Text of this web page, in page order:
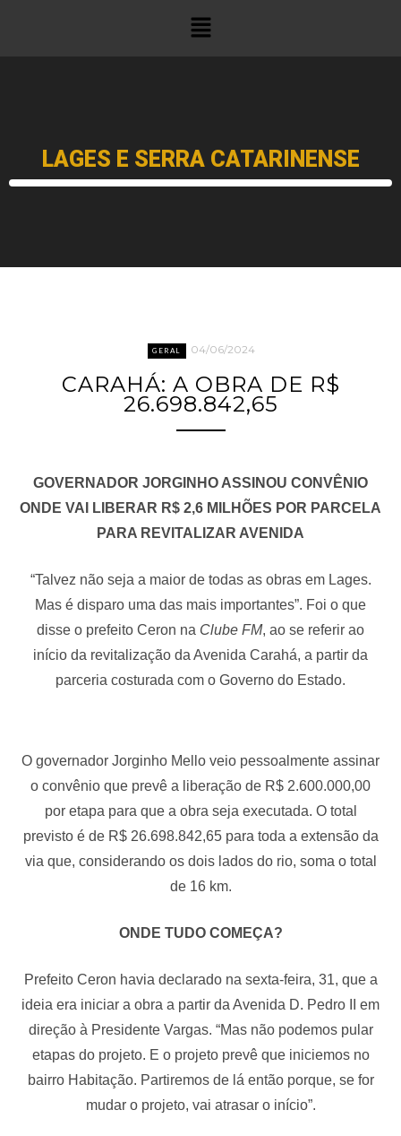
LAGES E SERRA CATARINENSE
GERAL 04/06/2024
CARAHÁ: A OBRA DE R$
26.698.842,65
GOVERNADOR JORGINHO ASSINOU CONVÊNIO
ONDE VAI LIBERAR R$ 2,6 MILHÕES POR PARCELA
PARA REVITALIZAR AVENIDA
“Talvez não seja a maior de todas as obras em Lages.
Mas é disparo uma das mais importantes”. Foi o que
disse o prefeito Ceron na Clube FM, ao se referir ao
início da revitalização da Avenida Carahá, a partir da
parceria costurada com o Governo do Estado.
O governador Jorginho Mello veio pessoalmente assinar
o convênio que prevê a liberação de R$ 2.600.000,00
por etapa para que a obra seja executada. O total
previsto é de R$ 26.698.842,65 para toda a extensão da
via que, considerando os dois lados do rio, soma o total
de 16 km.
ONDE TUDO COMEÇA?
Prefeito Ceron havia declarado na sexta-feira, 31, que a
ideia era iniciar a obra a partir da Avenida D. Pedro II em
direção à Presidente Vargas. “Mas não podemos pular
etapas do projeto. E o projeto prevê que iniciemos no
bairro Habitação. Partiremos de lá então porque, se for
mudar o projeto, vai atrasar o início”.